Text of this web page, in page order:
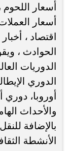
أسعار اللحوم
أسعار
اقتصاد ،
الحوادث ،
الدوريات
الدوري
أوروبا، دوري
والأحداث
بالإضافة
الأنشطة